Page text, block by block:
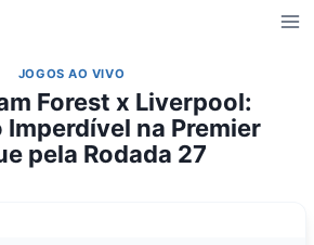
JOGOS AO VIVO
Forest x Liverpool:
na Premier
pela Rodada 27